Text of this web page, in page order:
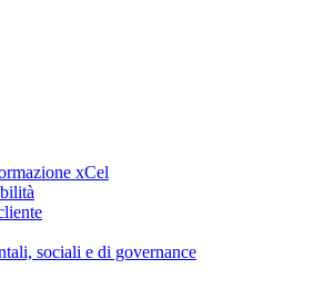
xCel
sociali e di governance